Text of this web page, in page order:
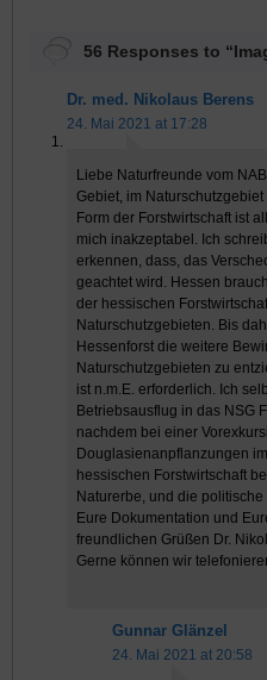
56 Responses to
Dr. med. Nikolaus Berens
24. Mai 2021 at 17:28
Liebe Naturfreunde vom
Gebiet, im
Form der Forstwirtschaft ist
mich inakzeptabel. Ich
erkennen, dass, das
geachtet wird. Hessen
der hessischen
Naturschutzgebieten. Bis
Hessenforst die weitere
Naturschutzgebieten zu
ist n.m.E. erforderlich. Ich
Betriebsausflug in das NSG
nachdem bei einer
Douglasienanpflanzungen
hessischen Forstwirtschaft
Naturerbe, und die
Eure Dokumentation und
freundlichen Grüßen Dr.
Gerne können wir
Gunnar Glänzel
24. Mai 2021 at 20:58